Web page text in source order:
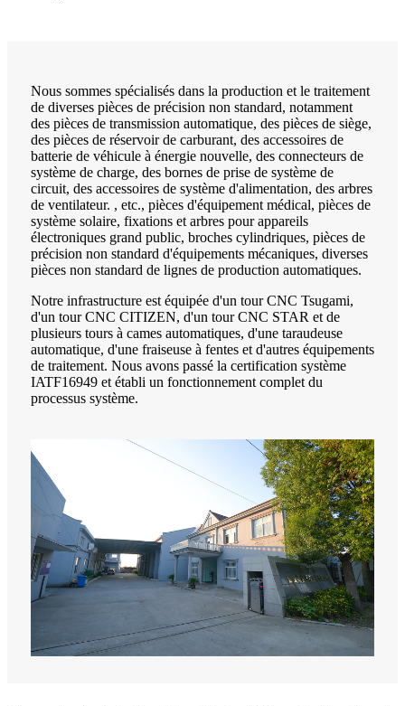
Nous sommes spécialisés dans la production et le traitement
de diverses pièces de précision non standard, notamment
des pièces de transmission automatique, des pièces de siège,
des pièces de réservoir de carburant, des accessoires de
batterie de véhicule à énergie nouvelle, des connecteurs de
système de charge, des bornes de prise de système de
circuit, des accessoires de système d'alimentation, des arbres
de ventilateur. , etc., pièces d'équipement médical, pièces de
système solaire, fixations et arbres pour appareils
électroniques grand public, broches cylindriques, pièces de
précision non standard d'équipements mécaniques, diverses
pièces non standard de lignes de production automatiques.
Notre infrastructure est équipée d'un tour CNC Tsugami,
d'un tour CNC CITIZEN, d'un tour CNC STAR et de
plusieurs tours à cames automatiques, d'une taraudeuse
automatique, d'une fraiseuse à fentes et d'autres équipements
de traitement. Nous avons passé la certification système
IATF16949 et établi un fonctionnement complet du
processus système.